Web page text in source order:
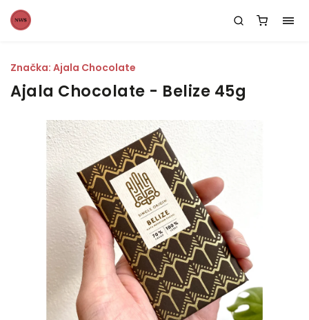
Ajala Chocolate - Belize 45g
Značka: Ajala Chocolate